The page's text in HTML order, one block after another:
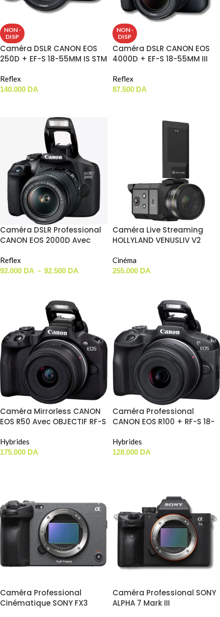
NON -
DISP
Caméra DSLR CANON EOS
250D + EF-S 18-55MM IS STM
Reflex
140.000 DA
NON -
DISP
Caméra DSLR CANON EOS
4000D + EF-S 18-55MM III
Reflex
87.500 DA
Caméra DSLR Professional
CANON EOS 2000D Avec
Reflex
92.000 DA – 92.500 DA
Caméra Live Streaming
HOLLYLAND VENUSLIV V2
Cinéma
255.000 DA
Caméra Mirrorless CANON
EOS R50 Avec OBJECTIF RF-S
Hybrides
175.000 DA
Caméra Professional
CANON EOS R100 + RF-S 18-
Hybrides
128.000 DA
Caméra Professional
Cinématique SONY FX3
Caméra Professional SONY
ALPHA 7 Mark III